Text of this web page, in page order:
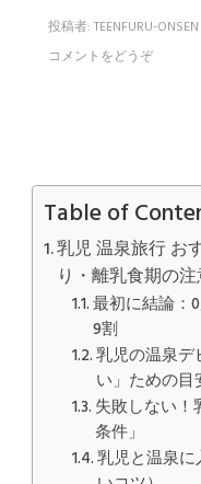
投稿者: TEENFURU-ONSEN
コメントをどうぞ(乳
す
す
め
ガ
イ
ド
｜
0
の
首
す
わ
離
乳
Table of
乳児 温泉旅行 お
り・離乳食期の
最初に結論：
9割
乳児の温泉デ
い」ための目
失敗しない！
条件」
乳児と温泉